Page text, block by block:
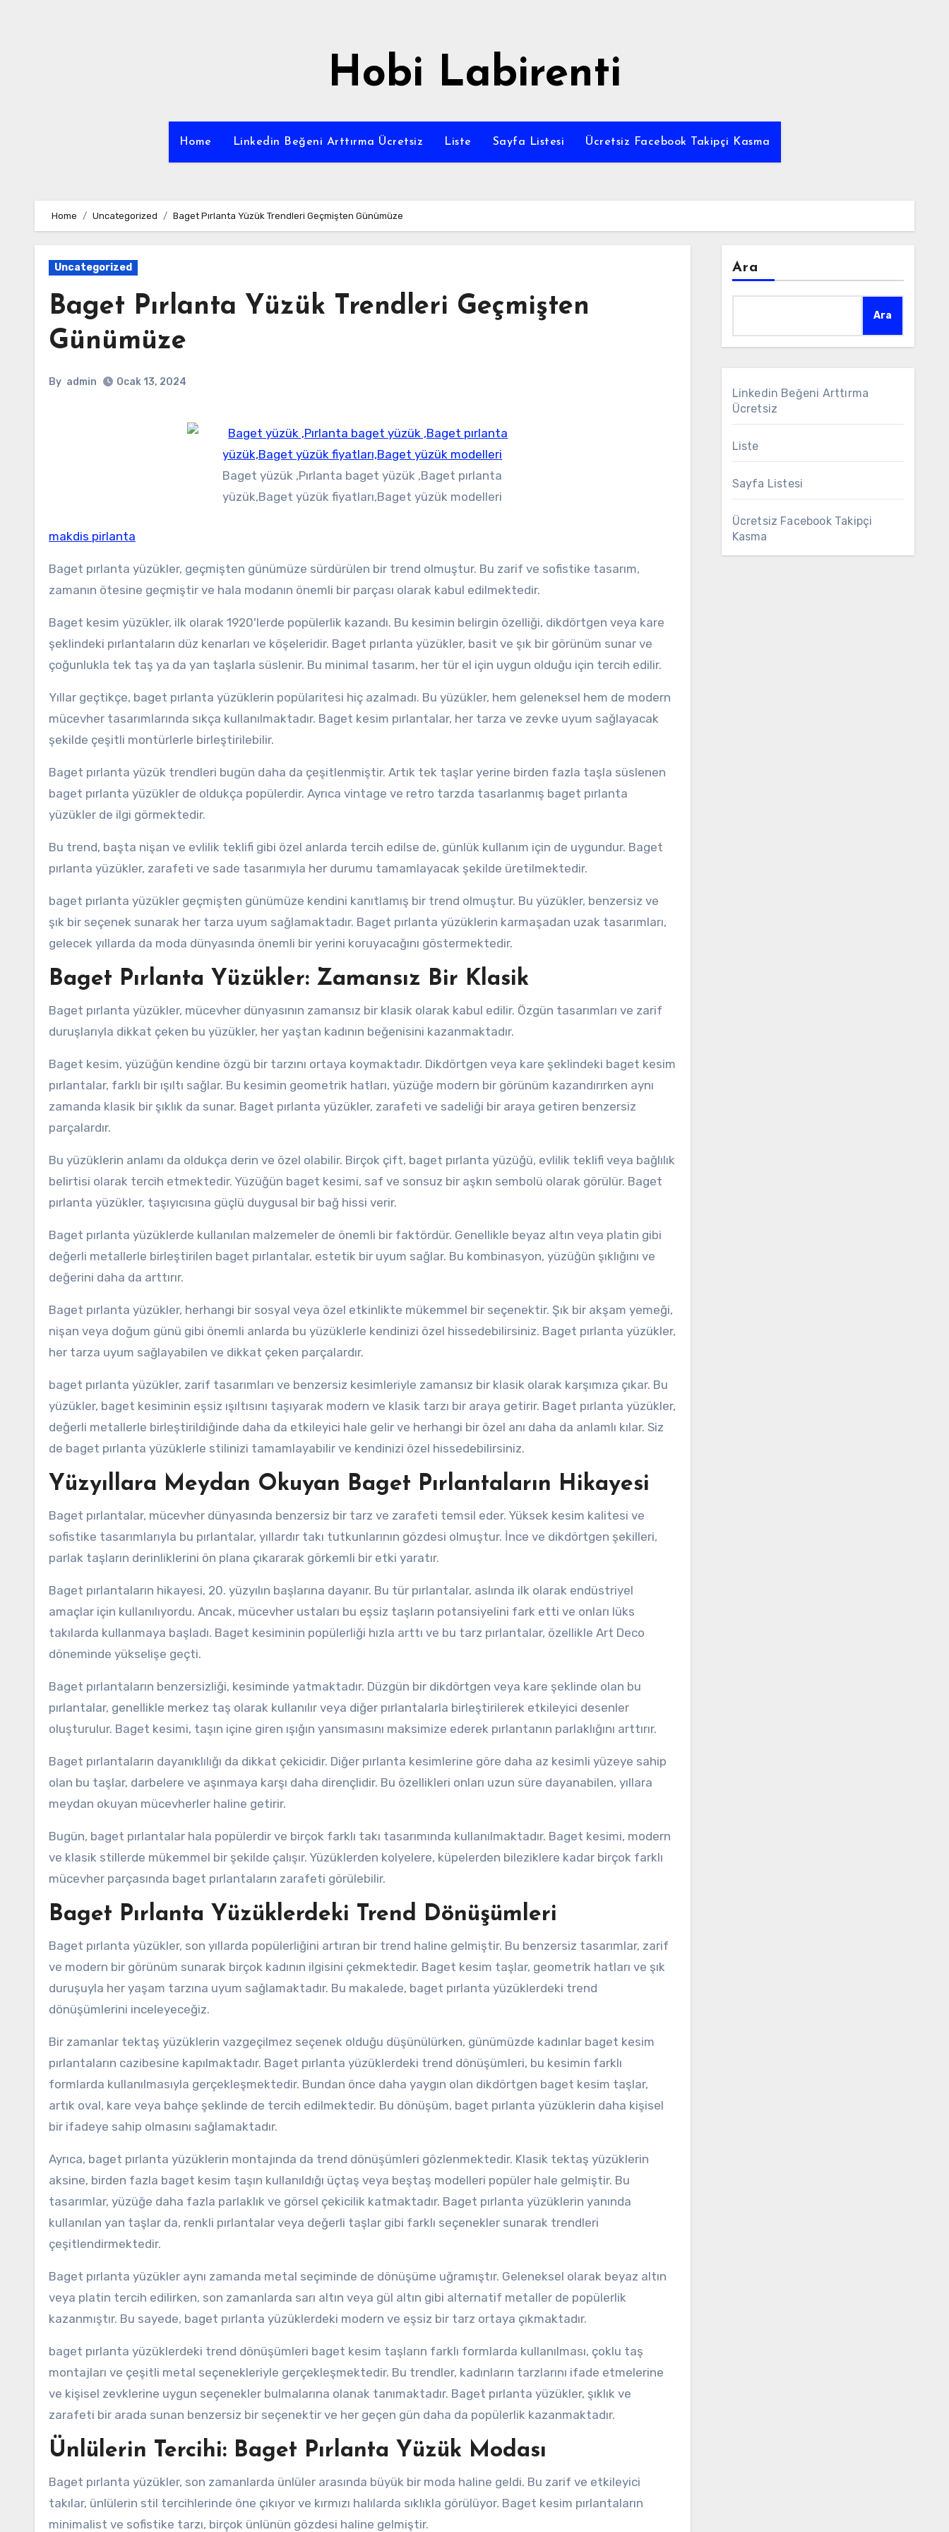
Hobi Labirenti
Home Linkedin Beğeni Arttırma Ücretsiz Liste Sayfa Listesi Ücretsiz Facebook Takipçi Kasma
Home Uncategorized Baget Pırlanta Yüzük Trendleri Geçmişten Günümüze
Uncategorized
Baget Pırlanta Yüzük Trendleri Geçmişten
Günümüze
By admin Ocak 13, 2024
Baget yüzük ,Pırlanta baget yüzük ,Baget pırlanta
yüzük,Baget yüzük fiyatları,Baget yüzük modelleri
makdis pirlanta
Baget pırlanta yüzükler, geçmişten günümüze sürdürülen bir trend olmuştur. Bu zarif ve sofistike tasarım,
zamanın ötesine geçmiştir ve hala modanın önemli bir parçası olarak kabul edilmektedir.
Baget kesim yüzükler, ilk olarak 1920'lerde popülerlik kazandı. Bu kesimin belirgin özelliği, dikdörtgen veya kare
şeklindeki pırlantaların düz kenarları ve köşeleridir. Baget pırlanta yüzükler, basit ve şık bir görünüm sunar ve
çoğunlukla tek taş ya da yan taşlarla süslenir. Bu minimal tasarım, her tür el için uygun olduğu için tercih edilir.
Yıllar geçtikçe, baget pırlanta yüzüklerin popülaritesi hiç azalmadı. Bu yüzükler, hem geleneksel hem de modern
mücevher tasarımlarında sıkça kullanılmaktadır. Baget kesim pırlantalar, her tarza ve zevke uyum sağlayacak
şekilde çeşitli montürlerle birleştirilebilir.
Baget pırlanta yüzük trendleri bugün daha da çeşitlenmiştir. Artık tek taşlar yerine birden fazla taşla süslenen
baget pırlanta yüzükler de oldukça popülerdir. Ayrıca vintage ve retro tarzda tasarlanmış baget pırlanta
yüzükler de ilgi görmektedir.
Bu trend, başta nişan ve evlilik teklifi gibi özel anlarda tercih edilse de, günlük kullanım için de uygundur. Baget
pırlanta yüzükler, zarafeti ve sade tasarımıyla her durumu tamamlayacak şekilde üretilmektedir.
baget pırlanta yüzükler geçmişten günümüze kendini kanıtlamış bir trend olmuştur. Bu yüzükler, benzersiz ve
şık bir seçenek sunarak her tarza uyum sağlamaktadır. Baget pırlanta yüzüklerin karmaşadan uzak tasarımları,
gelecek yıllarda da moda dünyasında önemli bir yerini koruyacağını göstermektedir.
Baget Pırlanta Yüzükler: Zamansız Bir Klasik
Baget pırlanta yüzükler, mücevher dünyasının zamansız bir klasik olarak kabul edilir. Özgün tasarımları ve zarif
duruşlarıyla dikkat çeken bu yüzükler, her yaştan kadının beğenisini kazanmaktadır.
Baget kesim, yüzüğün kendine özgü bir tarzını ortaya koymaktadır. Dikdörtgen veya kare şeklindeki baget kesim
pırlantalar, farklı bir ışıltı sağlar. Bu kesimin geometrik hatları, yüzüğe modern bir görünüm kazandırırken aynı
zamanda klasik bir şıklık da sunar. Baget pırlanta yüzükler, zarafeti ve sadeliği bir araya getiren benzersiz
parçalardır.
Bu yüzüklerin anlamı da oldukça derin ve özel olabilir. Birçok çift, baget pırlanta yüzüğü, evlilik teklifi veya bağlılık
belirtisi olarak tercih etmektedir. Yüzüğün baget kesimi, saf ve sonsuz bir aşkın sembolü olarak görülür. Baget
pırlanta yüzükler, taşıyıcısına güçlü duygusal bir bağ hissi verir.
Baget pırlanta yüzüklerde kullanılan malzemeler de önemli bir faktördür. Genellikle beyaz altın veya platin gibi
değerli metallerle birleştirilen baget pırlantalar, estetik bir uyum sağlar. Bu kombinasyon, yüzüğün şıklığını ve
değerini daha da arttırır.
Baget pırlanta yüzükler, herhangi bir sosyal veya özel etkinlikte mükemmel bir seçenektir. Şık bir akşam yemeği,
nişan veya doğum günü gibi önemli anlarda bu yüzüklerle kendinizi özel hissedebilirsiniz. Baget pırlanta yüzükler,
her tarza uyum sağlayabilen ve dikkat çeken parçalardır.
baget pırlanta yüzükler, zarif tasarımları ve benzersiz kesimleriyle zamansız bir klasik olarak karşımıza çıkar. Bu
yüzükler, baget kesiminin eşsiz ışıltısını taşıyarak modern ve klasik tarzı bir araya getirir. Baget pırlanta yüzükler,
değerli metallerle birleştirildiğinde daha da etkileyici hale gelir ve herhangi bir özel anı daha da anlamlı kılar. Siz
de baget pırlanta yüzüklerle stilinizi tamamlayabilir ve kendinizi özel hissedebilirsiniz.
Yüzyıllara Meydan Okuyan Baget Pırlantaların Hikayesi
Baget pırlantalar, mücevher dünyasında benzersiz bir tarz ve zarafeti temsil eder. Yüksek kesim kalitesi ve
sofistike tasarımlarıyla bu pırlantalar, yıllardır takı tutkunlarının gözdesi olmuştur. İnce ve dikdörtgen şekilleri,
parlak taşların derinliklerini ön plana çıkararak görkemli bir etki yaratır.
Baget pırlantaların hikayesi, 20. yüzyılın başlarına dayanır. Bu tür pırlantalar, aslında ilk olarak endüstriyel
amaçlar için kullanılıyordu. Ancak, mücevher ustaları bu eşsiz taşların potansiyelini fark etti ve onları lüks
takılarda kullanmaya başladı. Baget kesiminin popülerliği hızla arttı ve bu tarz pırlantalar, özellikle Art Deco
döneminde yükselişe geçti.
Baget pırlantaların benzersizliği, kesiminde yatmaktadır. Düzgün bir dikdörtgen veya kare şeklinde olan bu
pırlantalar, genellikle merkez taş olarak kullanılır veya diğer pırlantalarla birleştirilerek etkileyici desenler
oluşturulur. Baget kesimi, taşın içine giren ışığın yansımasını maksimize ederek pırlantanın parlaklığını arttırır.
Baget pırlantaların dayanıklılığı da dikkat çekicidir. Diğer pırlanta kesimlerine göre daha az kesimli yüzeye sahip
olan bu taşlar, darbelere ve aşınmaya karşı daha dirençlidir. Bu özellikleri onları uzun süre dayanabilen, yıllara
meydan okuyan mücevherler haline getirir.
Bugün, baget pırlantalar hala popülerdir ve birçok farklı takı tasarımında kullanılmaktadır. Baget kesimi, modern
ve klasik stillerde mükemmel bir şekilde çalışır. Yüzüklerden kolyelere, küpelerden bileziklere kadar birçok farklı
mücevher parçasında baget pırlantaların zarafeti görülebilir.
Baget Pırlanta Yüzüklerdeki Trend Dönüşümleri
Baget pırlanta yüzükler, son yıllarda popülerliğini artıran bir trend haline gelmiştir. Bu benzersiz tasarımlar, zarif
ve modern bir görünüm sunarak birçok kadının ilgisini çekmektedir. Baget kesim taşlar, geometrik hatları ve şık
duruşuyla her yaşam tarzına uyum sağlamaktadır. Bu makalede, baget pırlanta yüzüklerdeki trend
dönüşümlerini inceleyeceğiz.
Bir zamanlar tektaş yüzüklerin vazgeçilmez seçenek olduğu düşünülürken, günümüzde kadınlar baget kesim
pırlantaların cazibesine kapılmaktadır. Baget pırlanta yüzüklerdeki trend dönüşümleri, bu kesimin farklı
formlarda kullanılmasıyla gerçekleşmektedir. Bundan önce daha yaygın olan dikdörtgen baget kesim taşlar,
artık oval, kare veya bahçe şeklinde de tercih edilmektedir. Bu dönüşüm, baget pırlanta yüzüklerin daha kişisel
bir ifadeye sahip olmasını sağlamaktadır.
Ayrıca, baget pırlanta yüzüklerin montajında da trend dönüşümleri gözlenmektedir. Klasik tektaş yüzüklerin
aksine, birden fazla baget kesim taşın kullanıldığı üçtaş veya beştaş modelleri popüler hale gelmiştir. Bu
tasarımlar, yüzüğe daha fazla parlaklık ve görsel çekicilik katmaktadır. Baget pırlanta yüzüklerin yanında
kullanılan yan taşlar da, renkli pırlantalar veya değerli taşlar gibi farklı seçenekler sunarak trendleri
çeşitlendirmektedir.
Baget pırlanta yüzükler aynı zamanda metal seçiminde de dönüşüme uğramıştır. Geleneksel olarak beyaz altın
veya platin tercih edilirken, son zamanlarda sarı altın veya gül altın gibi alternatif metaller de popülerlik
kazanmıştır. Bu sayede, baget pırlanta yüzüklerdeki modern ve eşsiz bir tarz ortaya çıkmaktadır.
baget pırlanta yüzüklerdeki trend dönüşümleri baget kesim taşların farklı formlarda kullanılması, çoklu taş
montajları ve çeşitli metal seçenekleriyle gerçekleşmektedir. Bu trendler, kadınların tarzlarını ifade etmelerine
ve kişisel zevklerine uygun seçenekler bulmalarına olanak tanımaktadır. Baget pırlanta yüzükler, şıklık ve
zarafeti bir arada sunan benzersiz bir seçenektir ve her geçen gün daha da popülerlik kazanmaktadır.
Ünlülerin Tercihi: Baget Pırlanta Yüzük Modası
Baget pırlanta yüzükler, son zamanlarda ünlüler arasında büyük bir moda haline geldi. Bu zarif ve etkileyici
takılar, ünlülerin stil tercihlerinde öne çıkıyor ve kırmızı halılarda sıklıkla görülüyor. Baget kesim pırlantaların
minimalist ve sofistike tarzı, birçok ünlünün gözdesi haline gelmiştir.
Ara
Ara
Linkedin Beğeni Arttırma
Ücretsiz
Liste
Sayfa Listesi
Ücretsiz Facebook Takipçi
Kasma